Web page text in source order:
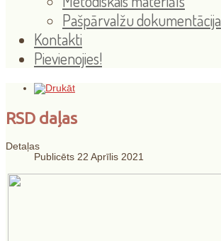
Pašpārvalžu dokumentācija
Kontakti
Pievienojies!
RSD daļas
Detaļas
Publicēts 22 Aprīlis 2021